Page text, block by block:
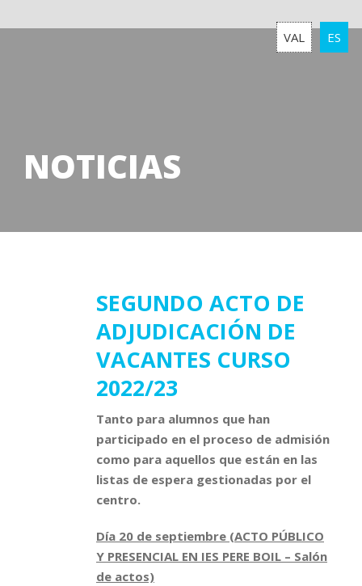
VAL ES
NOTICIAS
SEGUNDO ACTO DE
ADJUDICACIÓN DE
VACANTES CURSO
2022/23
Tanto para alumnos que han
participado en el proceso de admisión
como para aquellos que están en las
listas de espera gestionadas por el
centro.
Día 20 de septiembre (ACTO PÚBLICO
Y PRESENCIAL EN IES PERE BOIL – Salón
de actos)